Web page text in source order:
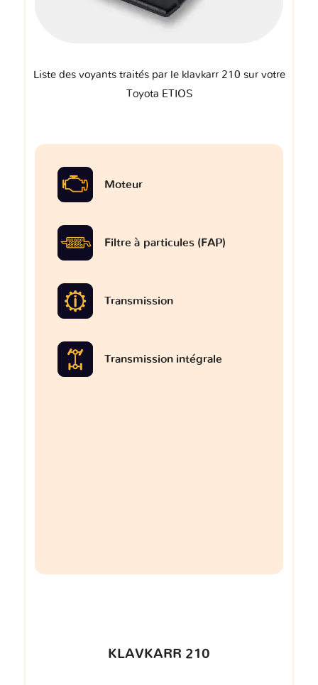
Liste des voyants traités par le klavkarr 210 sur votre
Toyota ETIOS
Moteur
Filtre à particules (FAP)
Transmission
Transmission intégrale
KLAVKARR 210